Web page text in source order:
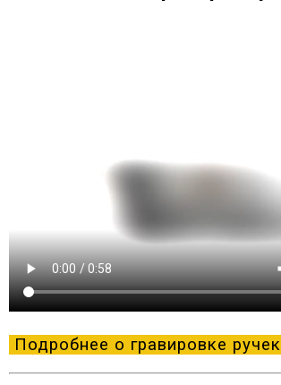
Подробнее о гравировке ручек